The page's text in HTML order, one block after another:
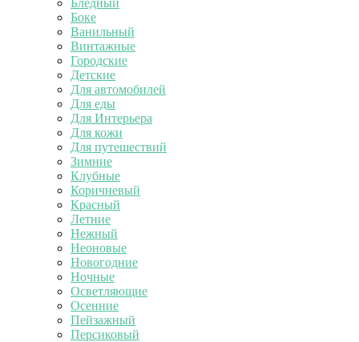
Бледный
Боке
Ванильный
Винтажные
Городские
Детские
Для автомобилей
Для еды
Для Интерьера
Для кожи
Для путешествий
Зимние
Клубные
Коричневый
Красный
Летние
Нежный
Неоновые
Новогодние
Ночные
Осветляющие
Осенние
Пейзажный
Персиковый